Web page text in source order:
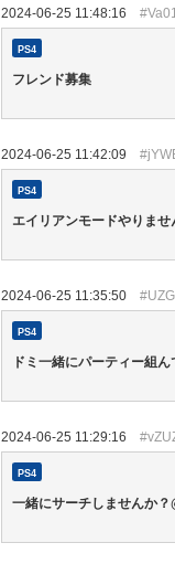
2024-06-25 11:48:16
PS4
フレンド募集
2024-06-25 11:42:09
PS4
エイリアンモードやりませ
2024-06-25 11:35:50
PS4
ドミ一緒にパーティー組
2024-06-25 11:29:16
PS4
一緒にサーチしませんか？